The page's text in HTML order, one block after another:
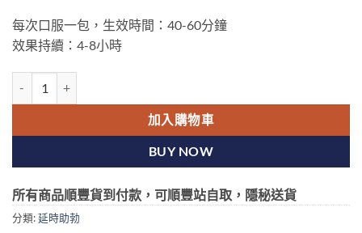
每次口服一包，生效時間：40-60分鐘
效果持續：4-8小時
加入購物車
BUY NOW
所有商品順豐貨到付款，可順豐站自取，隱秘送貨
分類:延時助勃